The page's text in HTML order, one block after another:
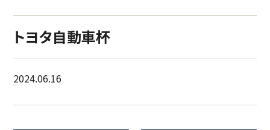
トヨタ自動車杯
2024.06.16